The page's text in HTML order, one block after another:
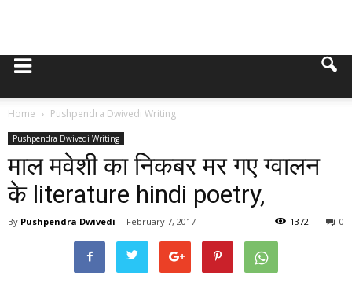
Home Pushpendra Dwivedi Writing
Pushpendra Dwivedi Writing
माल मवेशी का निकबर मर गए ग्वालन
के literature hindi poetry,
By Pushpendra Dwivedi - February 7, 2017 0
1372